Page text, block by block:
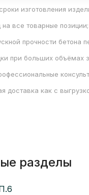
изготовления
на все товарные позиции;
прочности бетона
при больших объёмах
доставка как с
разделы